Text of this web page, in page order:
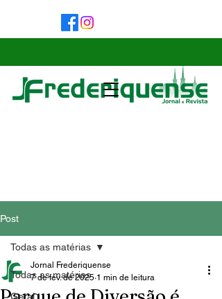
Post
Todas as matérias
Geral
Todas as matérias
Jornal Frederiquense
7 de fev. de 2025 1 min de leitura